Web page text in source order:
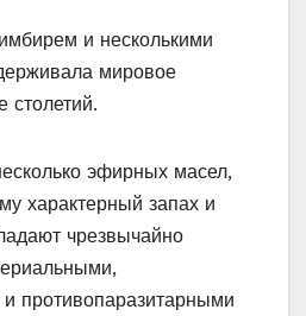
и несколькими
мировое
столетий.
эфирных масел,
характерный запах и
чрезвычайно
противопаразитарными